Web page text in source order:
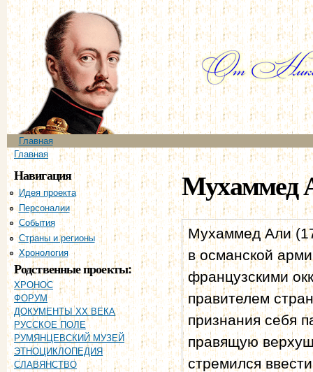
Главное меню
Главная
Вы здесь
Главная
Навигация
Идея проекта
Персоналии
События
Страны и регионы
Хронология
Родственные проекты:
ХРОНОС
ФОРУМ
ДОКУМЕНТЫ XX ВЕКА
РУССКОЕ ПОЛЕ
РУМЯНЦЕВСКИЙ МУЗЕЙ
ЭТНОЦИКЛОПЕДИЯ
СЛАВЯНСТВО
Мухаммед
Мухаммед Али
в османской
французскими
правителем
признания себя
правящую
стремился